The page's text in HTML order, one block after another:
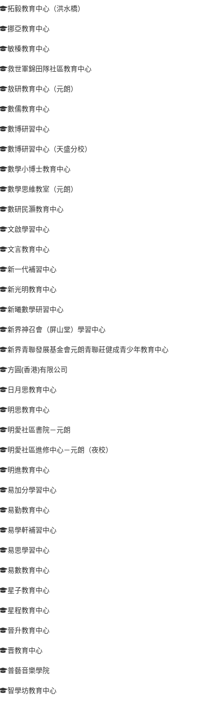
拓毅教育中心（洪水橋）
挪亞教育中心
敏榛教育中心
救世軍錦田隊社區教育中心
敖研教育中心（元朗）
數儒教育中心
數博研習中心
數博研習中心（天盛分校）
數學小博士教育中心
數學思維教室（元朗）
數研民灝教育中心
文啟學習中心
文言教育中心
新一代補習中心
新光明教育中心
新曦數學研習中心
新界神召會（屏山堂）學習中心
新界青聯發展基金會元朗青聯莊健成青少年教育中心
方圓(香港)有限公司
日月思教育中心
明思教育中心
明愛社區書院－元朗
明愛社區進修中心－元朗（夜校）
明進教育中心
易加分學習中心
易勤教育中心
易學軒補習中心
易思學習中心
易數教育中心
星子教育中心
星程教育中心
晉升教育中心
晋教育中心
普藝音樂學院
智學坊教育中心